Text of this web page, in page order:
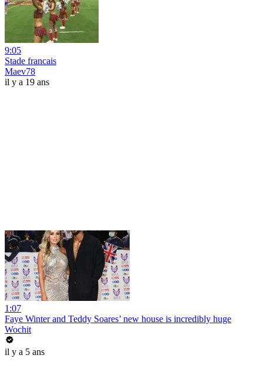
9:05
Stade francais
Maev78
il y a 19 ans
1:07
Faye Winter and Teddy Soares’ new house is incredibly huge
Wochit
il y a 5 ans